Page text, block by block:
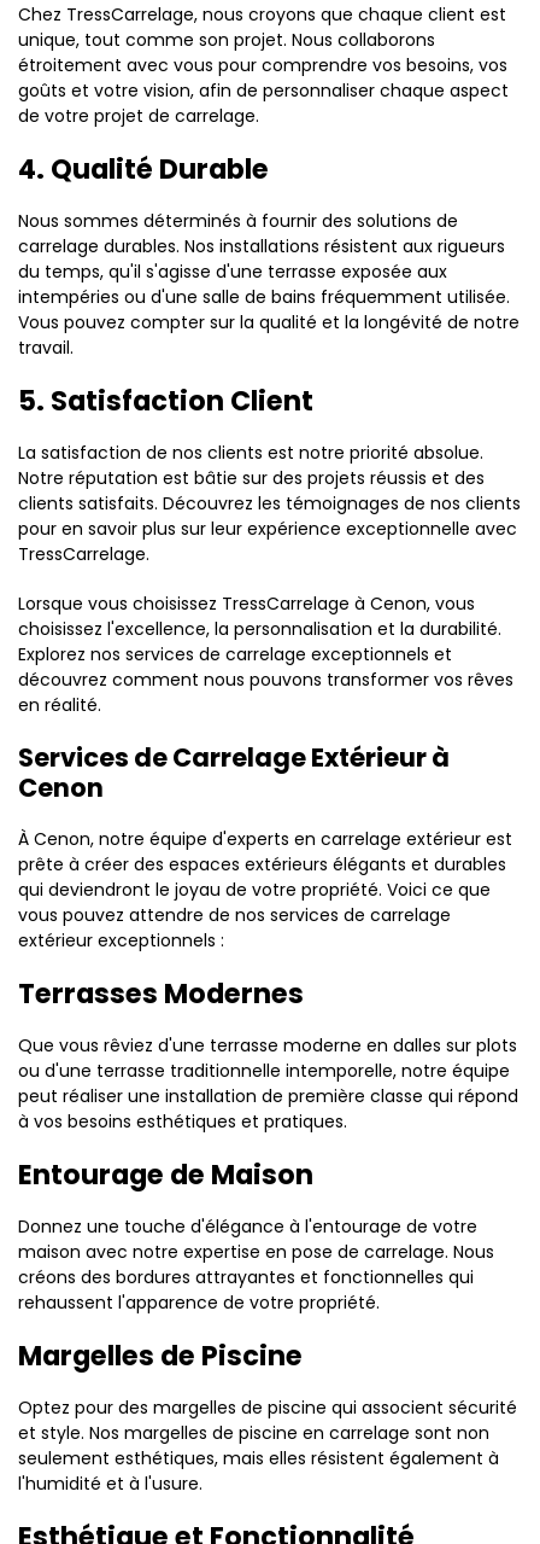
Chez TressCarrelage, nous croyons que chaque client est
unique, tout comme son projet. Nous collaborons
étroitement avec vous pour comprendre vos besoins, vos
goûts et votre vision, afin de personnaliser chaque aspect
de votre projet de carrelage.
4. Qualité Durable
Nous sommes déterminés à fournir des solutions de
carrelage durables. Nos installations résistent aux rigueurs
du temps, qu'il s'agisse d'une terrasse exposée aux
intempéries ou d'une salle de bains fréquemment utilisée.
Vous pouvez compter sur la qualité et la longévité de notre
travail.
5. Satisfaction Client
La satisfaction de nos clients est notre priorité absolue.
Notre réputation est bâtie sur des projets réussis et des
clients satisfaits. Découvrez les témoignages de nos clients
pour en savoir plus sur leur expérience exceptionnelle avec
TressCarrelage.
Lorsque vous choisissez TressCarrelage à Cenon, vous
choisissez l'excellence, la personnalisation et la durabilité.
Explorez nos services de carrelage exceptionnels et
découvrez comment nous pouvons transformer vos rêves
en réalité.
Services de Carrelage Extérieur à
Cenon
À Cenon, notre équipe d'experts en carrelage extérieur est
prête à créer des espaces extérieurs élégants et durables
qui deviendront le joyau de votre propriété. Voici ce que
vous pouvez attendre de nos services de carrelage
extérieur exceptionnels :
Terrasses Modernes
Que vous rêviez d'une terrasse moderne en dalles sur plots
ou d'une terrasse traditionnelle intemporelle, notre équipe
peut réaliser une installation de première classe qui répond
à vos besoins esthétiques et pratiques.
Entourage de Maison
Donnez une touche d'élégance à l'entourage de votre
maison avec notre expertise en pose de carrelage. Nous
créons des bordures attrayantes et fonctionnelles qui
rehaussent l'apparence de votre propriété.
Margelles de Piscine
Optez pour des margelles de piscine qui associent sécurité
et style. Nos margelles de piscine en carrelage sont non
seulement esthétiques, mais elles résistent également à
l'humidité et à l'usure.